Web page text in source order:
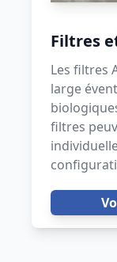
Filtres
Les filtres
large
filtres